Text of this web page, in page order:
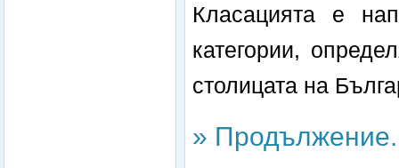
Класацията е
категории,
столицата на
»